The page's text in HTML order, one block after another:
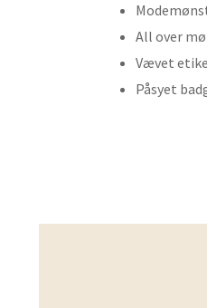
All over
Vævet
Påsyet